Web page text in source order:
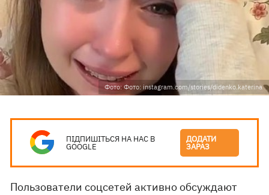
Фото: Фото: instagram.com/stories/didenko.katerina
ПІДПИШІТЬСЯ НА НАС В
GOOGLE
ДОДАТИ
ЗАРАЗ
Пользователи соцсетей активно обсуждают